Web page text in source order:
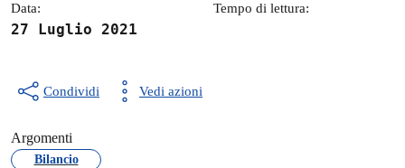
Data:
27 Luglio 2021
Tempo di lettura:
Condividi Vedi azioni
Argomenti
Bilancio